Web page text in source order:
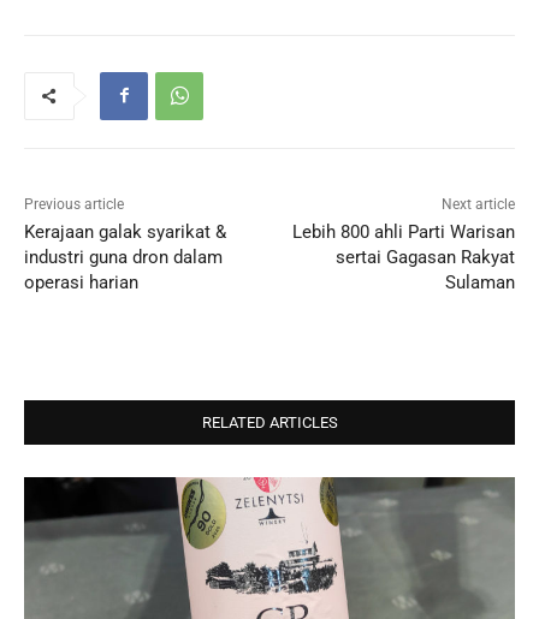
Previous article
Kerajaan galak syarikat &
industri guna dron dalam
operasi harian
Next article
Lebih 800 ahli Parti Warisan
sertai Gagasan Rakyat
Sulaman
RELATED ARTICLES